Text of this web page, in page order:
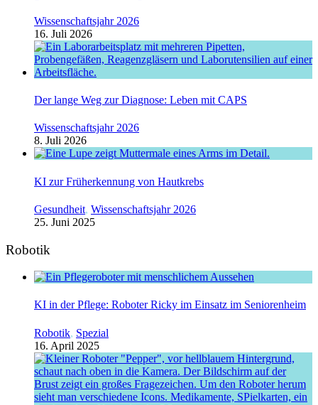
Wissenschaftsjahr 2026
16. Juli 2026
Der lange Weg zur Diagnose: Leben mit CAPS
Wissenschaftsjahr 2026
8. Juli 2026
KI zur Früherkennung von Hautkrebs
Gesundheit, Wissenschaftsjahr 2026
25. Juni 2025
Robotik
KI in der Pflege: Roboter Ricky im Einsatz im Seniorenheim
Robotik, Spezial
16. April 2025